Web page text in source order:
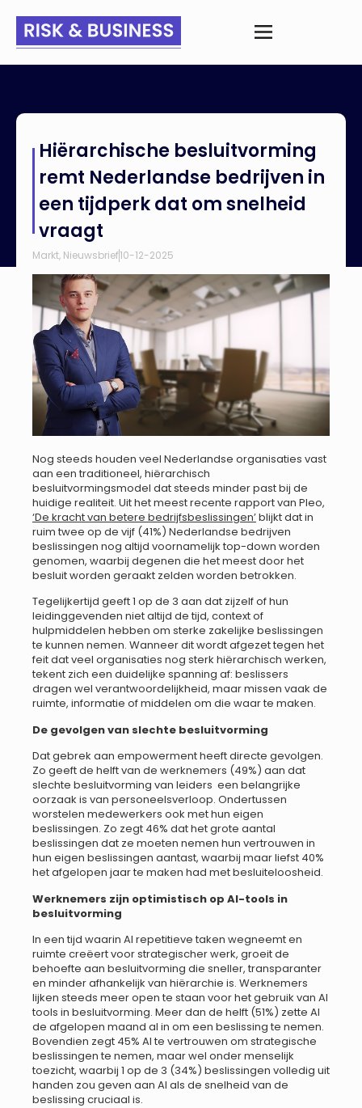
Nederlandse bedrijven in een tijdperk dat om snelheid vraagt
Hiërarchische besluitvorming
remt Nederlandse bedrijven in
een tijdperk dat om snelheid
vraagt
Markt, Nieuwsbrief10-12-2025
Nog steeds houden veel Nederlandse organisaties vast
aan een traditioneel, hiërarchisch
besluitvormingsmodel dat steeds minder past bij de
huidige realiteit. Uit het meest recente rapport van Pleo,
‘De kracht van betere bedrijfsbeslissingen’blijkt dat in
ruim twee op de vijf (41%) Nederlandse bedrijven
beslissingen nog altijd voornamelijk top-down worden
genomen, waarbij degenen die het meest door het
besluit worden geraakt zelden worden betrokken.
Tegelijkertijd geeft 1 op de 3 aan dat zijzelf of hun
leidinggevenden niet altijd de tijd, context of
hulpmiddelen hebben om sterke zakelijke beslissingen
te kunnen nemen. Wanneer dit wordt afgezet tegen het
feit dat veel organisaties nog sterk hiërarchisch werken,
tekent zich een duidelijke spanning af: beslissers
dragen wel verantwoordelijkheid, maar missen vaak de
ruimte, informatie of middelen om die waar te maken.
De gevolgen van slechte besluitvorming
Dat gebrek aan empowerment heeft directe gevolgen.
Zo geeft de helft van de werknemers (49%) aan dat
slechte besluitvorming van leiders een belangrijke
oorzaak is van personeelsverloop. Ondertussen
worstelen medewerkers ook met hun eigen
beslissingen. Zo zegt 46% dat het grote aantal
beslissingen dat ze moeten nemen hun vertrouwen in
hun eigen beslissingen aantast, waarbij maar liefst 40%
het afgelopen jaar te maken had met besluiteloosheid.
Werknemers zijn optimistisch op AI-tools in
besluitvorming
In een tijd waarin AI repetitieve taken wegneemt en
ruimte creëert voor strategischer werk, groeit de
behoefte aan besluitvorming die sneller, transparanter
en minder afhankelijk van hiërarchie is. Werknemers
lijken steeds meer open te staan voor het gebruik van AI
tools in besluitvorming. Meer dan de helft (51%) zette AI
de afgelopen maand al in om een beslissing te nemen.
Bovendien zegt 45% AI te vertrouwen om strategische
beslissingen te nemen, maar wel onder menselijk
toezicht, waarbij 1 op de 3 (34%) beslissingen volledig uit
handen zou geven aan AI als de snelheid van de
beslissing cruciaal is.